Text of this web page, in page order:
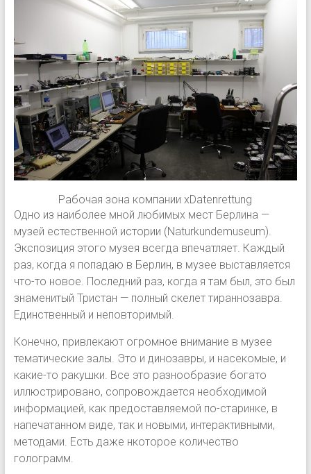
Рабочая зона компании xDatenrettung
Одно из наиболее мной любимых мест Берлина —
музей естественной истории (Naturkundemuseum).
Экспозиция этого музея всегда впечатляет. Каждый
раз, когда я попадаю в Берлин, в музее выставляется
что-то новое. Последний раз, когда я там был, это был
знаменитый Тристан — полный скелет тираннозавра.
Единственный и неповторимый.
Конечно, привлекают огромное внимание в музее
тематические залы. Это и динозавры, и насекомые, и
какие-то ракушки. Все это разнообразие богато
иллюстрировано, сопровождается необходимой
информацией, как предоставляемой по-старинке, в
напечатанном виде, так и новыми, интерактивными,
методами. Есть даже нкоторое количество
голограмм.